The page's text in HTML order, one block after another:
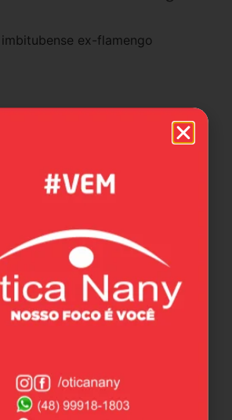
do Flamengo, Lico será
clube carioca em
no Museu Fla, no RJ
por SC, Carlos
Laguna e acompanha pesca
de botos